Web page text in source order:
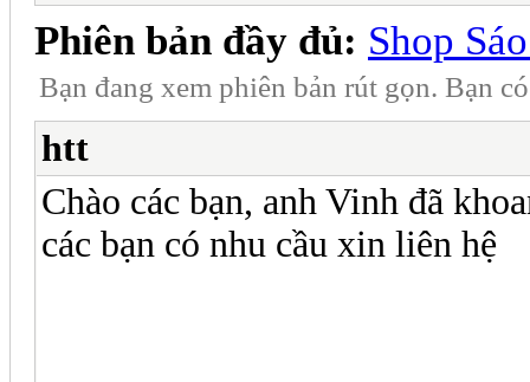
Phiên bản đầy đủ: Shop
Bạn đang xem phiên bản rút gọn. Bạn
htt
Chào các bạn, anh Vinh đã
các bạn có nhu cầu xin liên hệ